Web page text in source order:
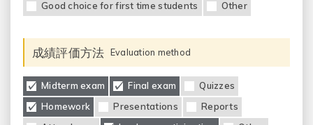
Good choice for first time students
Other
成績評価方法 Evaluation method
Midterm exam Final exam
Quizzes
Homework
Presentations
Reports